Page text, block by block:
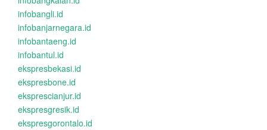
infobangli.id
infobanjarnegara.id
infobantaeng.id
infobantul.id
ekspresbekasi.id
ekspresbone.id
eksprescianjur.id
ekspresgresik.id
ekspresgorontalo.id